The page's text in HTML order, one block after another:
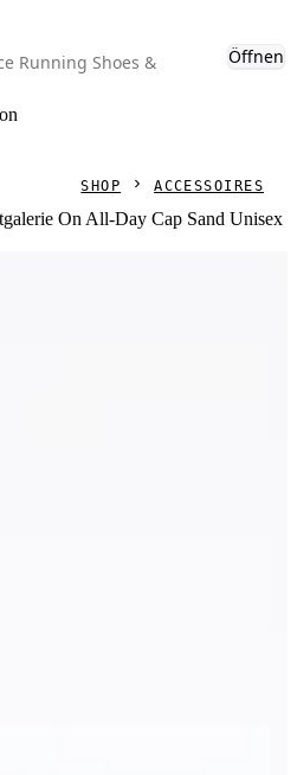
Running Shoes & Öffnen
SHOP ACCESSOIRES
On All-Day Cap Sand Unisex